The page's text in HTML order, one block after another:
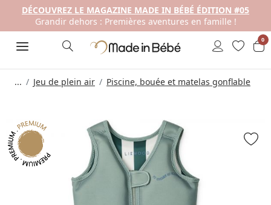
DÉCOUVREZ LE MAGAZINE MADE IN BÉBÉ ÉDITION #05
Grandir dehors : Premières aventures en famille !
0
... Jeu de plein air Piscine, bouée et matelas gonflable